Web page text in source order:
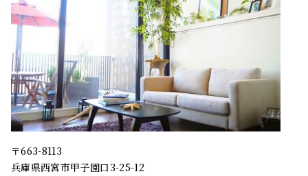
〒663-8113
兵庫県西宮市甲子園口3-25-12